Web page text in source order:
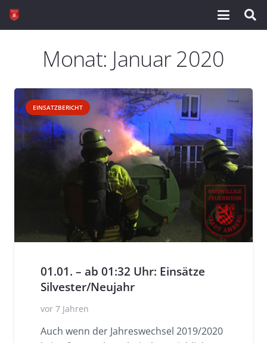
Monat: Januar 2020
EINSATZBERICHT
01.01. – ab 01:32 Uhr: Einsätze
Silvester/Neujahr
vor 7 Jahren
Auch wenn der Jahreswechsel 2019/2020